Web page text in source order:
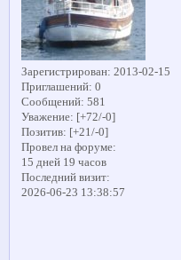
Зарегистрирован: 2013-02-15
Приглашений: 0
Сообщений: 581
Уважение: [+72/-0]
Позитив: [+21/-0]
Провел на форуме:
15 дней 19 часов
Последний визит:
2026-06-23 13:38:57